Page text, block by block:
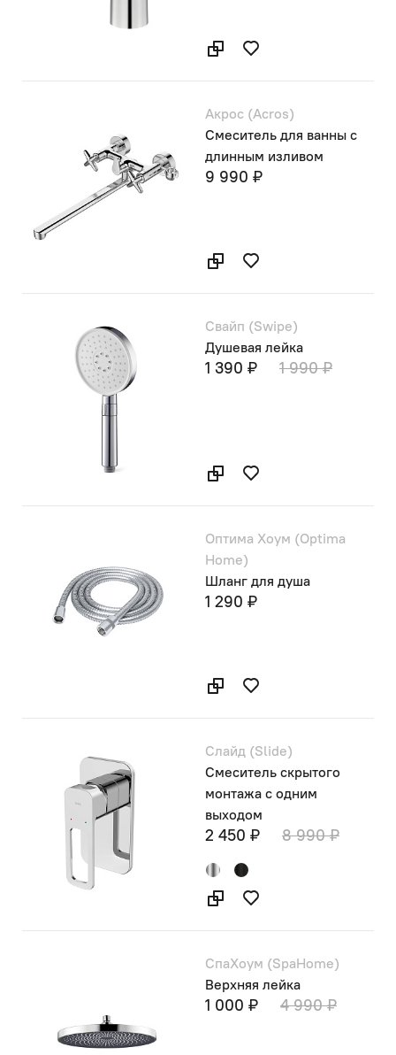
Акрос (Acros)
Смеситель для ванны с
длинным изливом
9 990 ₽
Свайп (Swipe)
Душевая лейка
1 390 ₽ 1 990 ₽
Оптима Хоум (Optima
Home)
Шланг для душа
1 290 ₽
Слайд (Slide)
Смеситель скрытого
монтажа с одним
выходом
2 450 ₽ 8 990 ₽
СпаХоум (SpaHome)
Верхняя лейка
1 000 ₽ 4 990 ₽